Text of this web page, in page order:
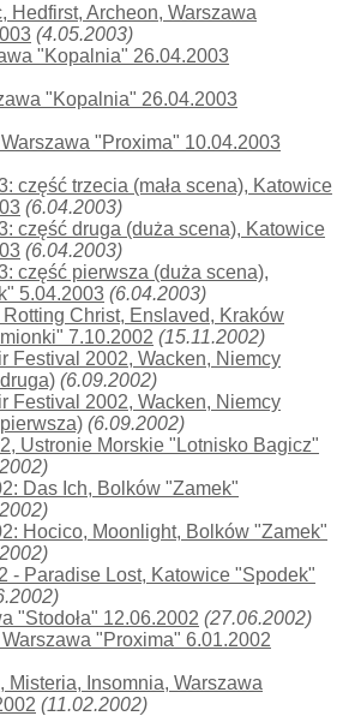
Hedfirst, Archeon, Warszawa
(4.05.2003)
"Kopalnia" 26.04.2003
"Kopalnia" 26.04.2003
"Proxima" 10.04.2003
część trzecia (mała scena), Katowice
(6.04.2003)
część druga (duża scena), Katowice
(6.04.2003)
część pierwsza (duża scena),
5.04.2003 (6.04.2003)
Rotting Christ, Enslaved, Kraków
7.10.2002 (15.11.2002)
Festival 2002, Wacken, Niemcy
(6.09.2002)
Festival 2002, Wacken, Niemcy
(6.09.2002)
Ustronie Morskie "Lotnisko Bagicz"
Das Ich, Bolków "Zamek"
Hocico, Moonlight, Bolków "Zamek"
- Paradise Lost, Katowice "Spodek"
"Stodoła" 12.06.2002 (27.06.2002)
"Proxima" 6.01.2002
Misteria, Insomnia, Warszawa
(11.02.2002)